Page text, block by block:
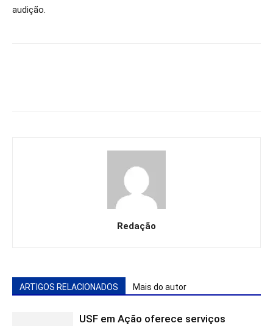
audição.
Redação
ARTIGOS RELACIONADOS Mais do autor
USF em Ação oferece serviços